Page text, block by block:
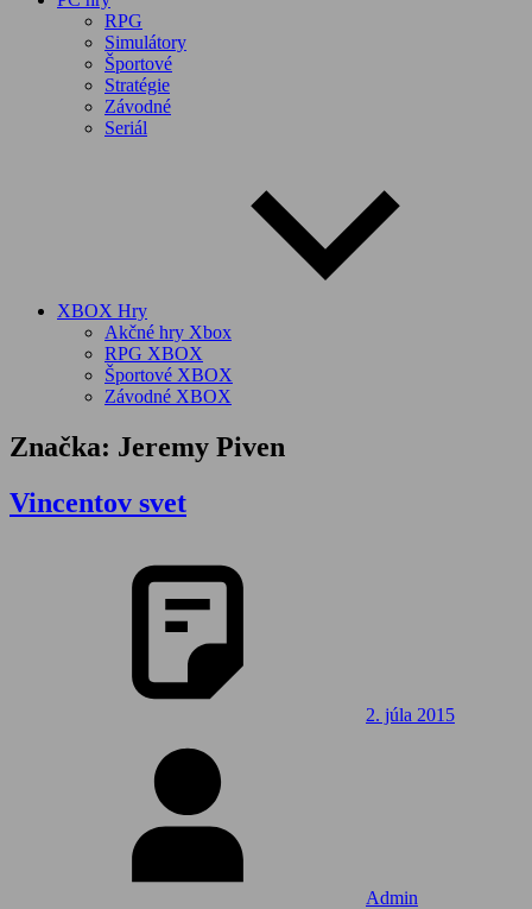
RPG
Simulátory
Športové
Stratégie
Závodné
Seriál
XBOX Hry
Akčné hry Xbox
RPG XBOX
Športové XBOX
Závodné XBOX
Značka: Jeremy Piven
Vincentov svet
2. júla 2015
Admin